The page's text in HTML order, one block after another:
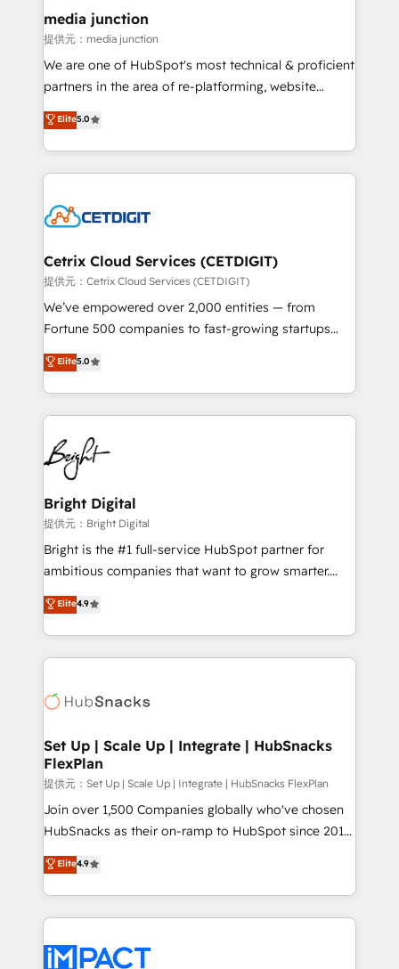
Mexico, USA, and Portugal—we've executed over a
hundred successful operations. Our approach,
rooted in RevOps principles, integrates analysis,
training, planning, and qualification. Leveraging
inbound marketing tactics, we focus on
understanding, nurturing, and converting leads.
competitive market.
media junction
提供元：media junction
We are one of HubSpot's most technical & proficient
partners in the area of re-platforming, website
design & development. We specialize in multi-hub
implementations for mid-market & enterprise
companies. We are woman-owned, powered by
coffee, and we ❤️ dogs. We produce award-winning
Impact Award 🏆2022 Technical Expertise Impact
Award 🏆2020 Elite Solutions Partner 🏆2019
Integrations HubSpot Impact Award 🏆2019
Marketing Enablement HubSpot Impact Award 🏆
2018 Website Design HubSpot Impact Award 🏆2017
Growth-Driven Design Agency of the Year 🏆2016
Sales Enablement HubSpot Impact Award 🏆2015
HubSpot COS Performance Award 🏆2014 HubSpot
COS Design Award 🏆2013 HubSpot Marketplace
Partner 📆Founded in 1997
Elite5.0
Cetrix Cloud Services (CETDIGIT)
提供元：Cetrix Cloud Services (CETDIGIT)
We’ve empowered over 2,000 entities — from
Fortune 500 companies to fast-growing startups
and nonprofits — to streamline operations, scale
revenue, and unlock the full potential of HubSpot.
With deep technical and industry expertise, we fuse
automation, integration, and AI innovation to deliver
lasting impact. We specialize in: • Turnkey and end-
to-end HubSpot implementations • Onboarding for
Sales, Service, Marketing & Content Hubs • AI voice
and chat agents, predictive automation, and smart
workflows • Salesforce + HubSpot integration •
RevOps and AI-driven sales enablement • Website
design and CMS development • ERP integration: SAP,
and CRM migration from any platform •
Client/member portals built on HubSpot • Custom
WooCommerce, BuilderTrend, and more Experience
the difference — reach out to see how AI + HubSpot
Elite5.0
Bright Digital
提供元：Bright Digital
Bright is the #1 full-service HubSpot partner for
ambitious companies that want to grow smarter.
From HubSpot onboarding, to training, from
developing a new website to lead generation and
digital marketing; we do it all (and with great
results)! In short, our services include: - HubSpot
HubSpot development: websites, custom modules,
marketing, advertising, campaigns, content and
design We connect people, data and technology to
improve customer experiences. With our bright
people, exciting ideas and can-do mentality, we
ensure revenue growth on a daily basis. So tell us
team of 100+ experts is ready for you! Driving digital
growth | www.brightdigital.com
Elite4.9
Set Up | Scale Up | Integrate | HubSnacks
FlexPlan
提供元：Set Up | Scale Up | Integrate | HubSnacks FlexPlan
Join over 1,500 Companies globally who've chosen
HubSnacks as their on-ramp to HubSpot since 2014
Simple pay-as-you-go plans that accelerate value...
1️⃣ Set Up | Onboarding New or Check-fixing existing
HubSpot portals 2️⃣ Scale Up | 100% HubSpot Task
Execution... Global 24/7 ... All Experts 3️⃣ Integrate |
Slash months from your API Integration project... ⬅️
Elite4.9